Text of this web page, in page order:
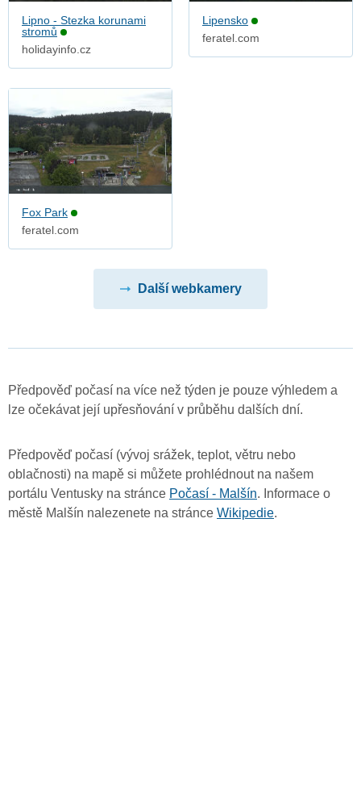
Lipno - Stezka korunami
stromů
holidayinfo.cz
Lipensko
feratel.com
Fox Park
feratel.com
Další webkamery
Předpověď počasí na více než týden je pouze výhledem a
lze očekávat její upřesňování v průběhu dalších dní.
Předpověď počasí (vývoj srážek, teplot, větru nebo
oblačnosti) na mapě si můžete prohlédnout na našem
portálu Ventusky na stránce Počasí - Malšín. Informace o
městě Malšín nalezenete na stránce Wikipedie.